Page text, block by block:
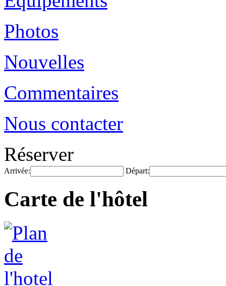
Photos
Nouvelles
Commentaires
Nous contacter
Réserver
Arrivée: Départ:
Carte de l'hôtel